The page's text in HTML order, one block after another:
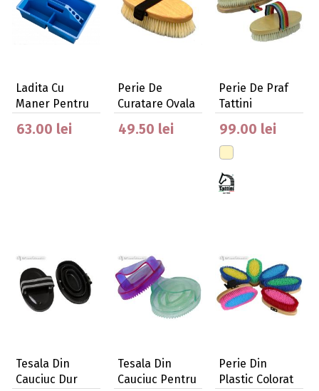
Ladita Cu
Maner Pentru
Produse De
Intre…
63.00 lei
Perie De
Curatare Ovala
49.50 lei
Perie De Praf
Tattini
99.00 lei
Tesala Din
Cauciuc Dur
Tesala Din
Cauciuc Pentru
Perie Din
Plastic Colorat